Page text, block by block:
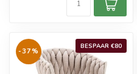
BESPAAR €80
-37%